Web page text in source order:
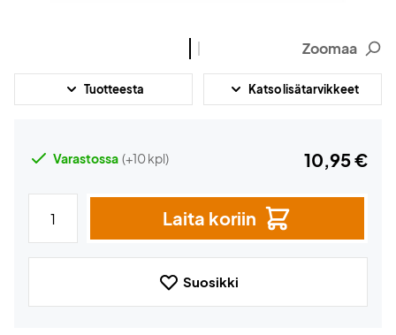
Zoomaa
Tuotteesta Katso lisätarvikkeet
Varastossa (+10 kpl) 10,95 €
Laita koriin
Suosikki